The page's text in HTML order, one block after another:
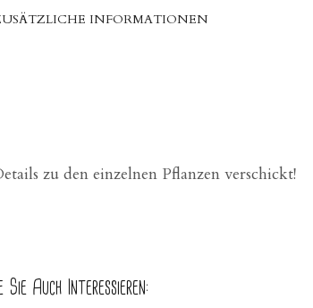
INFORMATIONEN
zu den einzelnen Pflanzen verschickt!
Sie Auch Interessieren: